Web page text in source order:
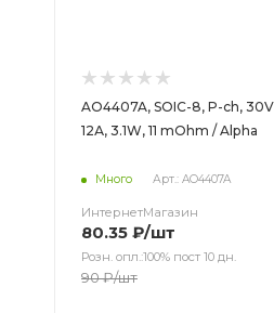
AO4407A, SOIC-8, P-ch,
12А, 3.1W, 11 mOhm / Alpha
Много Арт.: AO4407A
ИнтернетМагазин
80.35 ₽/шт
Розн. опл.:100% пост 10 дн.
90₽/шт